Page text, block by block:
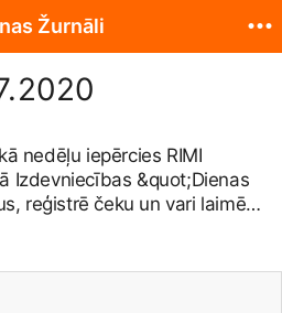
nedēļu iepērcies RIMI
Izdevniecības &quot;Dienas
reģistrē čeku un vari laimēt
vai Fiskars nažu
Žurnāli